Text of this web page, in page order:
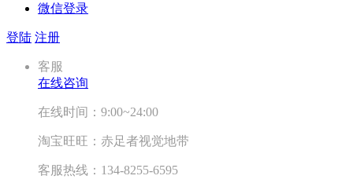
微信登录
登陆 注册
客服
在线咨询
在线时间：9:00~24:00
淘宝旺旺：赤足者视觉地带
客服热线：134-8255-6595